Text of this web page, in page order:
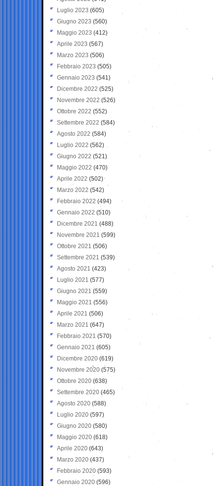
Luglio 2023 (605)
Giugno 2023 (560)
Maggio 2023 (412)
Aprile 2023 (567)
Marzo 2023 (506)
Febbraio 2023 (505)
Gennaio 2023 (541)
Dicembre 2022 (525)
Novembre 2022 (526)
Ottobre 2022 (552)
Settembre 2022 (584)
Agosto 2022 (584)
Luglio 2022 (562)
Giugno 2022 (521)
Maggio 2022 (470)
Aprile 2022 (502)
Marzo 2022 (542)
Febbraio 2022 (494)
Gennaio 2022 (510)
Dicembre 2021 (488)
Novembre 2021 (599)
Ottobre 2021 (506)
Settembre 2021 (539)
Agosto 2021 (423)
Luglio 2021 (577)
Giugno 2021(559)
Maggio 2021 (556)
Aprile 2021 (506)
Marzo 2021 (647)
Febbraio 2021 (570)
Gennaio 2021 (605)
Dicembre 2020 (619)
Novembre 2020 (575)
Ottobre 2020 (638)
Settembre 2020(465)
Agosto 2020 (588)
Luglio 2020 (597)
Giugno 2020 (580)
Maggio 2020 (618)
Aprile 2020 (643)
Marzo 2020 (437)
Febbraio 2020 (593)
Gennaio 2020 (596)